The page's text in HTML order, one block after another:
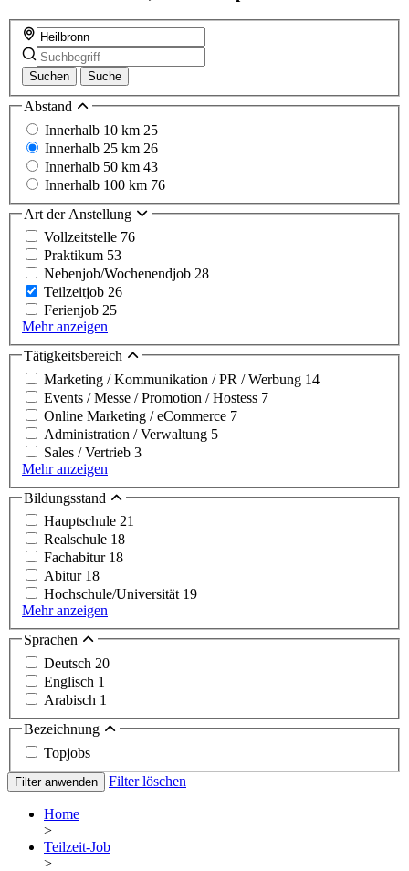
Suchen Suche
Abstand
Innerhalb 10 km 25
Innerhalb 25 km 26
Innerhalb 50 km 43
Innerhalb 100 km 76
Art der Anstellung
Vollzeitstelle 76
Praktikum 53
Nebenjob/Wochenendjob 28
Teilzeitjob 26
Ferienjob 25
Mehr anzeigen
Tätigkeitsbereich
Marketing / Kommunikation / PR / Werbung 14
Events / Messe / Promotion / Hostess 7
Online Marketing / eCommerce 7
Administration / Verwaltung 5
Sales / Vertrieb 3
Mehr anzeigen
Bildungsstand
Hauptschule 21
Realschule 18
Fachabitur 18
Abitur 18
Hochschule/Universität 19
Mehr anzeigen
Sprachen
Deutsch 20
Englisch 1
Arabisch 1
Bezeichnung
Topjobs
Filter anwenden Filter löschen
Home
>
Teilzeit-Job
>